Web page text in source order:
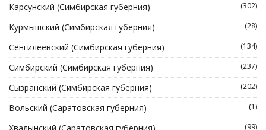
Карсунский (Симбирская губерния) (302)
Курмышский (Симбирская губерния) (28)
Сенгилеевский (Симбирская губерния) (134)
Симбирский (Симбирская губерния) (237)
Сызранский (Симбирская губерния) (202)
Вольский (Саратовская губерния) (1)
(99)